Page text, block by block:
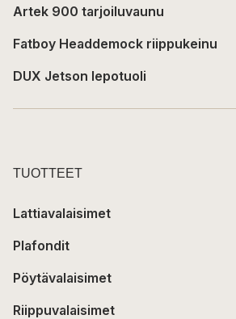
Artek 900 tarjoiluvaunu
Fatboy Headdemock riippukeinu
DUX Jetson lepotuoli
TUOTTEET
Lattiavalaisimet
Plafondit
Pöytävalaisimet
Riippuvalaisimet